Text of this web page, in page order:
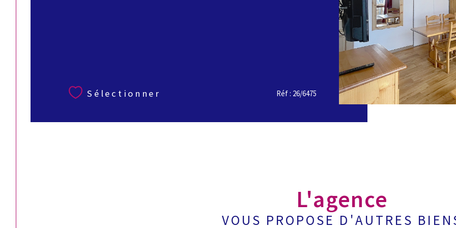
Sélectionner Réf : 26/6475
L'agence
VOUS PROPOSE D'AUTRES